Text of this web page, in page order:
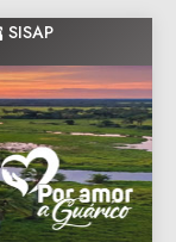
SISAP
de Guarico